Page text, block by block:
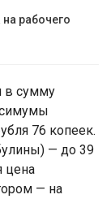
рабочего
в сумму
76 копеек.
— до 39
цена
— на